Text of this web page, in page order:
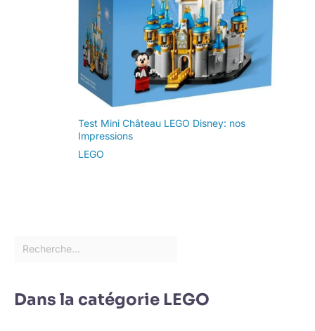
Test Mini Château LEGO Disney: nos
Impressions
LEGO
Dans la catégorie LEGO